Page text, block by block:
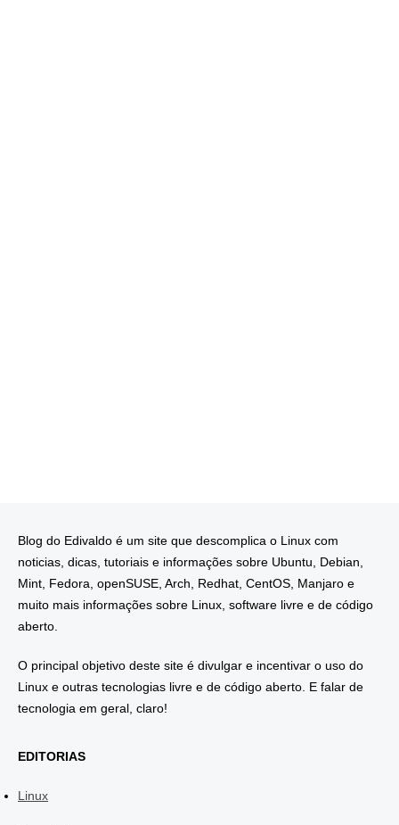
Blog do Edivaldo é um site que descomplica o Linux com
noticias, dicas, tutoriais e informações sobre Ubuntu, Debian,
Mint, Fedora, openSUSE, Arch, Redhat, CentOS, Manjaro e
muito mais informações sobre Linux, software livre e de código
aberto.
O principal objetivo deste site é divulgar e incentivar o uso do
Linux e outras tecnologias livre e de código aberto. E falar de
tecnologia em geral, claro!
EDITORIAS
Linux